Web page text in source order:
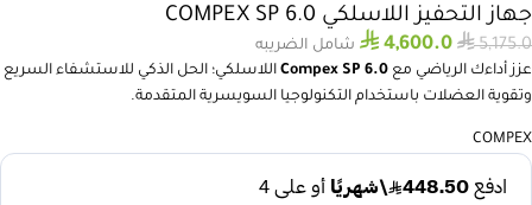
جهاز التحفيز اللاسلكي COMPEX SP 6.0
⃁5,175.0
⃁ 4,600.0
شامل الضريبه
عزز أداءك الرياضي مع Compex SP 6.0 اللاسلكي؛ الحل الذكي للاستشفاء السريع
وتقوية العضلات باستخدام التكنولوجيا السويسرية المتقدمة.
COMPEX